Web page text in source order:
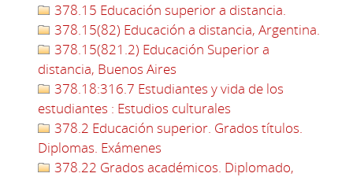
378.15 Educación superior a distancia.
378.15(82) Educación a distancia, Argentina.
378.15(821.2) Educación Superior a
distancia, Buenos Aires
378.18:316.7 Estudiantes y vida de los
estudiantes : Estudios culturales
378.2 Educación superior. Grados títulos.
Diplomas. Exámenes
378.22 Grados académicos. Diplomado,